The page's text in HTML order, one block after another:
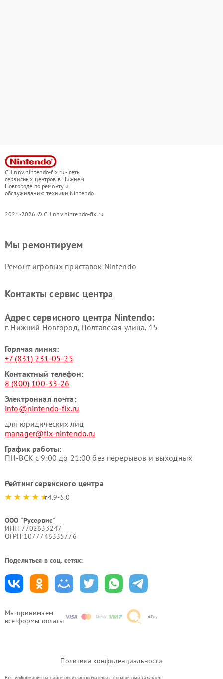
СЦ nnv.nintendo-fix.ru - сеть
сервисных центров в Нижнем
Новгороде по ремонту и
обслуживанию техники Nintendo
2021-2026 © СЦ nnv.nintendo-fix.ru
Мы принимаем
все формы оплаты
Мы ремонтируем
Ремонт игровых приставок Nintendo
Контакты сервис центра
Адрес сервисного центра Nintendo:
г. Нижний Новгород, Полтавская улица, 15
Горячая линия:
+7 (831) 231-05-25
Контактный телефон:
8 (800) 100-33-26
Электронная почта:
info@nintendo-fix.ru
для юридических лиц
manager@fix-nintendo.ru
График работы:
ПН-ВСК с 9:00 до 21:00 без перерывов и выходных
Рейтинг сервисного центра
4.9-5.0
ООО "Русервис"
ИНН 7702633247
ОГРН 1077746335776
Поделиться в соц. сетях:
Политика конфиденциальности
Вся информация на сайте носит исключительно справочный характер.